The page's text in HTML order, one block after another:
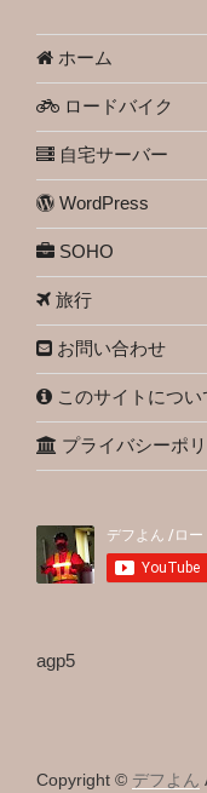
ホーム
ロードバイク
自宅サーバー
WordPress
SOHO
旅行
お問い合わせ
このサイトについ
プライバシーポ
agp5
Copyright © デフよん